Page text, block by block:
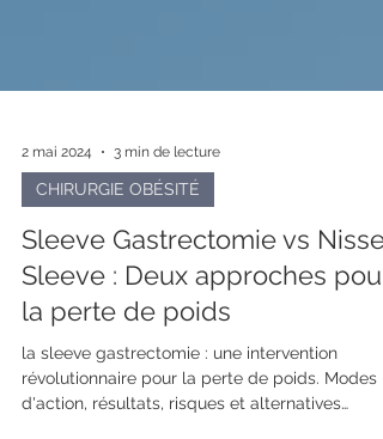
2 mai 2024 3 min de lecture
CHIRURGIE OBÉSITÉ
Sleeve Gastrectomie vs
Sleeve : Deux approches pour
la perte de poids